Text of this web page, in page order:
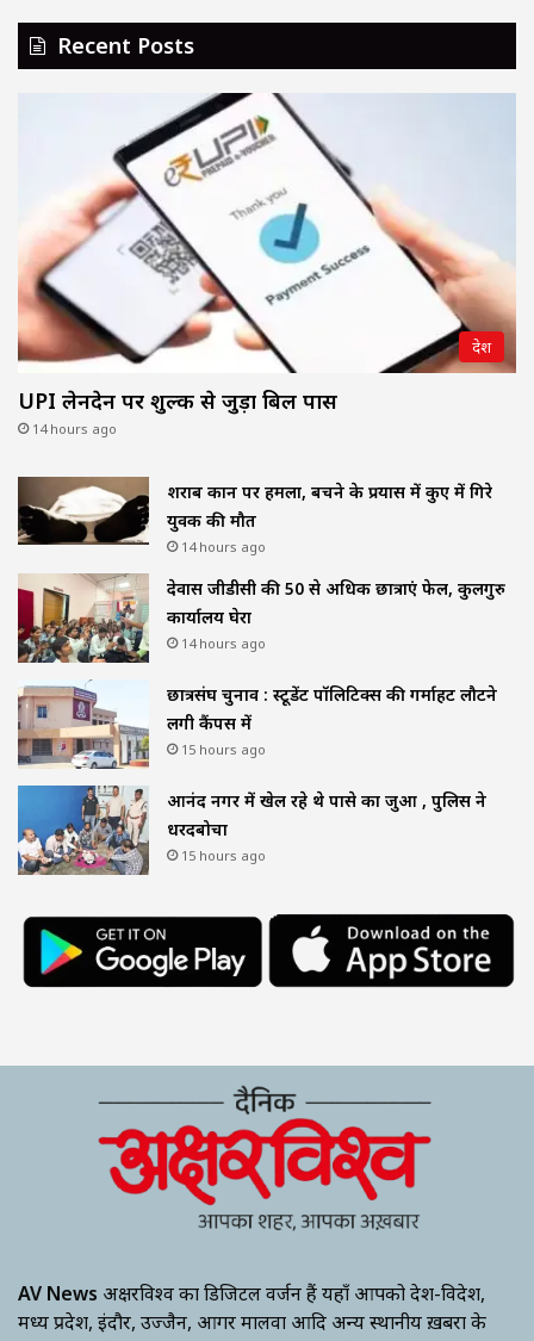
Recent Posts
देश
UPI लेनदेन पर शुल्क से जुड़ा बिल पास
14 hours ago
शराब दुकान पर हमला, बचने के प्रयास में कुए में गिरे
युवक की मौत
14 hours ago
देवास जीडीसी की 50 से अधिक छात्राएं फेल, कुलगुरु
कार्यालय घेरा
14 hours ago
छात्रसंघ चुनाव : स्टूडेंट पॉलिटिक्स की गर्माहट लौटने
लगी कैंपस में
15 hours ago
आनंद नगर में खेल रहे थे पासे का जुआ , पुलिस ने
धरदबोचा
15 hours ago
AV News अक्षरविश्व का डिजिटल वर्जन हैं यहाँ आपको देश-विदेश,
मध्य प्रदेश, इंदौर, उज्जैन, आगर मालवा आदि अन्य स्थानीय ख़बरों के